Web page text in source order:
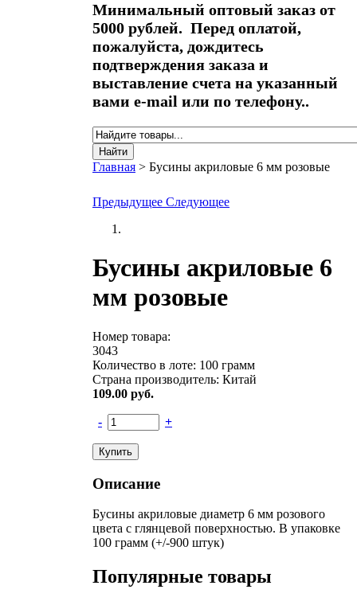
Минимальный оптовый заказ от
5000 рублей. Перед оплатой,
пожалуйста, дождитесь
подтверждения заказа и
выставление счета на указанный
вами e-mail или по телефону..
Форма поиска
Найти
Главная > Бусины акриловые 6 мм розовые
Предыдущее Следующее
Бусины акриловые 6
мм розовые
Номер товара:
3043
Количество в лоте: 100 грамм
Страна производитель: Китай
109.00 руб.
- +
Описание
Бусины акриловые диаметр 6 мм розового
цвета с глянцевой поверхностью. В упаковке
100 грамм (+/-900 штук)
Популярные товары